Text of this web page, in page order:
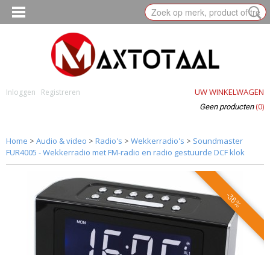
Inloggen Registreren UW WINKELWAGEN
Geen producten (0)
Home > Audio & video > Radio's > Wekkerradio's > Soundmaster
FUR4005 - Wekkerradio met FM-radio en radio gestuurde DCF klok
-36%